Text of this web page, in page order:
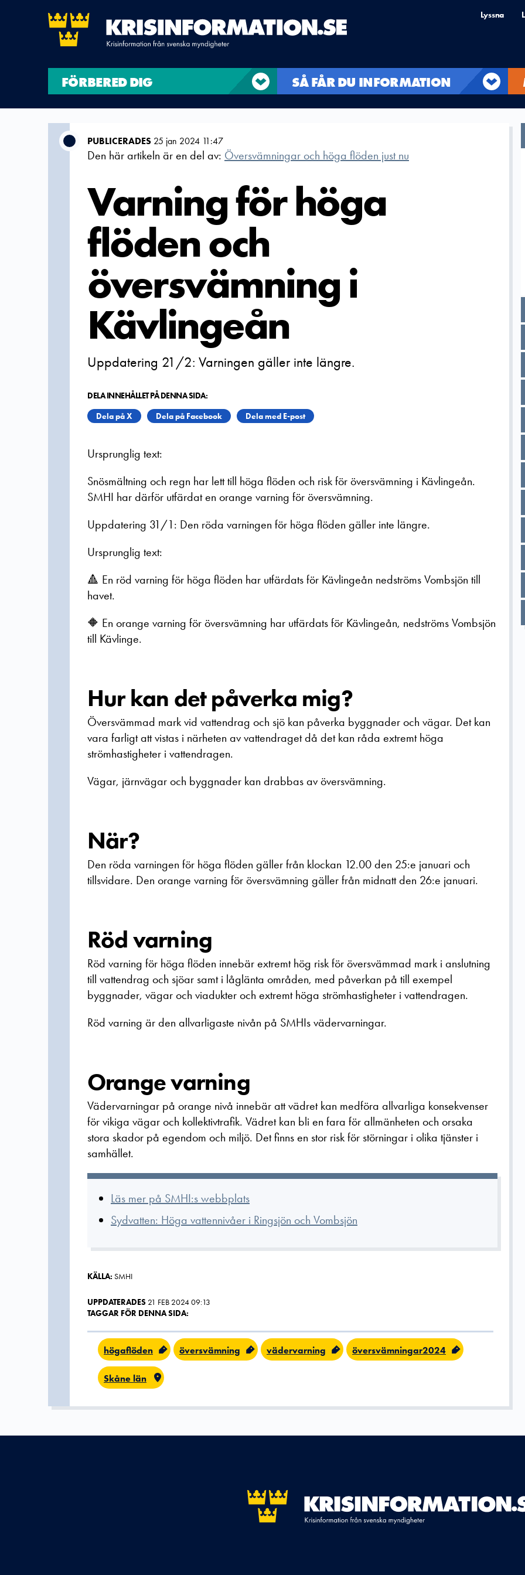
Lyssna
FÖRBERED DIG SÅ FÅR DU INFORMATION
PUBLICERADES 25 jan 2024 11:47
Den här artikeln är en del av: Översvämningar och höga flöden just nu
Varning för höga
flöden och
översvämning i
Kävlingeån
Uppdatering 21/2: Varningen gäller inte längre.
DELA INNEHÅLLET PÅ DENNA SIDA:
Dela på X
Dela på Facebook Dela med E-post
Ursprunglig text:
Snösmältning och regn har lett till höga flöden och risk för översvämning i Kävlingeån.
SMHI har därför utfärdat en orange varning för översvämning.
Uppdatering 31/1: Den röda varningen för höga flöden gäller inte längre.
Ursprunglig text:
🔺 En röd varning för höga flöden har utfärdats för Kävlingeån nedströms Vombsjön till
havet.
🔶 En orange varning för översvämning har utfärdats för Kävlingeån, nedströms Vombsjön
till Kävlinge.
Hur kan det påverka mig?
Översvämmad mark vid vattendrag och sjö kan påverka byggnader och vägar. Det kan
vara farligt att vistas i närheten av vattendraget då det kan råda extremt höga
strömhastigheter i vattendragen.
Vägar, järnvägar och byggnader kan drabbas av översvämning.
När?
Den röda varningen för höga flöden gäller från klockan 12.00 den 25:e januari och
tillsvidare. Den orange varning för översvämning gäller från midnatt den 26:e januari.
Röd varning
Röd varning för höga flöden innebär extremt hög risk för översvämmad mark i anslutning
till vattendrag och sjöar samt i låglänta områden, med påverkan på till exempel
byggnader, vägar och viadukter och extremt höga strömhastigheter i vattendragen.
Röd varning är den allvarligaste nivån på SMHIs vädervarningar.
Orange varning
Vädervarningar på orange nivå innebär att vädret kan medföra allvarliga konsekvenser
för vikiga vägar och kollektivtrafik. Vädret kan bli en fara för allmänheten och orsaka
stora skador på egendom och miljö. Det finns en stor risk för störningar i olika tjänster i
samhället.
Läs mer på SMHI:s webbplats
Sydvatten: Höga vattennivåer i Ringsjön och Vombsjön
KÄLLA: SMHI
UPPDATERADES 21 FEB 2024 09:13
TAGGAR FÖR DENNA SIDA:
högaflöden översvämning vädervarning översvämningar2024
Skåne län